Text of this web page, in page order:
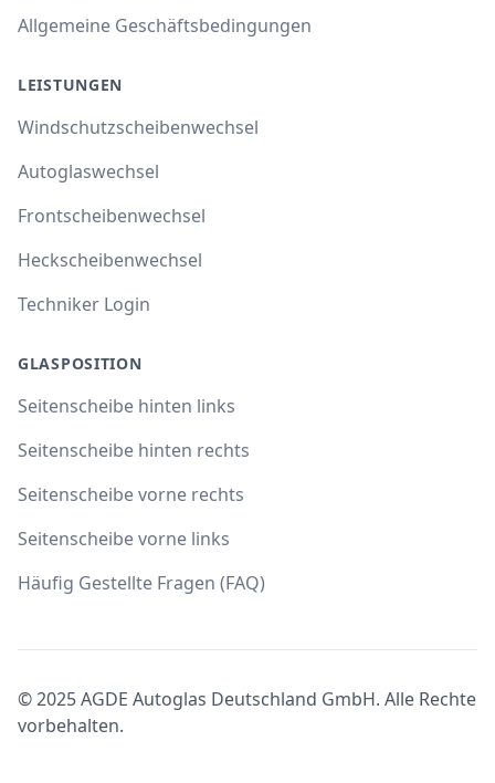
Allgemeine Geschäftsbedingungen
LEISTUNGEN
Windschutzscheibenwechsel
Autoglaswechsel
Frontscheibenwechsel
Heckscheibenwechsel
Techniker Login
GLASPOSITION
Seitenscheibe hinten links
Seitenscheibe hinten rechts
Seitenscheibe vorne rechts
Seitenscheibe vorne links
Häufig Gestellte Fragen (FAQ)
© 2025 AGDE Autoglas Deutschland GmbH. Alle Rechte
vorbehalten.